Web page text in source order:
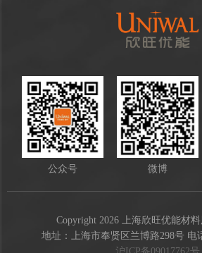
公众号 微博
Copyright 2026 上海欣旺优能材
地址：上海市奉贤区兰博路298号 电